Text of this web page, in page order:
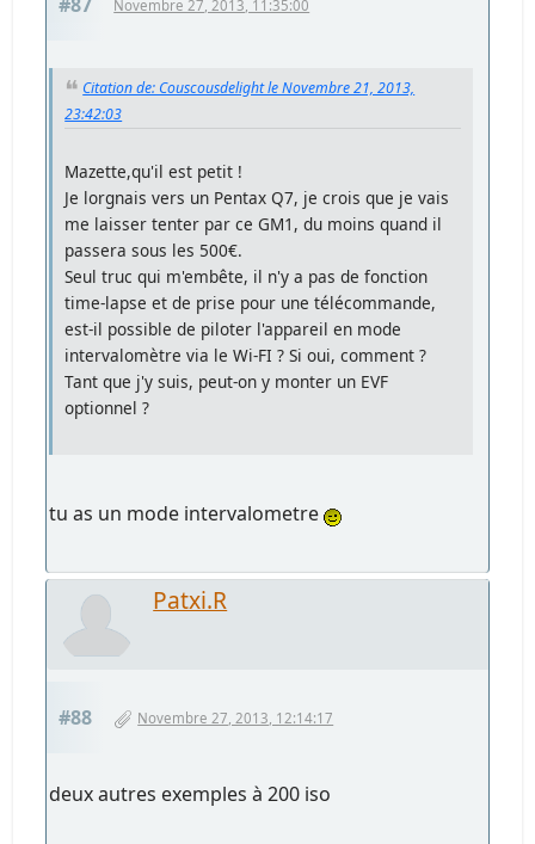
Novembre 27, 2013, 11:35:00
Citation de: Couscousdelight le Novembre 21, 2013,
23:42:03
Mazette,qu'il est petit !
Je lorgnais vers un Pentax Q7, je crois que je vais
me laisser tenter par ce GM1, du moins quand il
passera sous les 500€.
Seul truc qui m'embête, il n'y a pas de fonction
time-lapse et de prise pour une télécommande,
est-il possible de piloter l'appareil en mode
intervalomètre via le Wi-FI ? Si oui, comment ?
Tant que j'y suis, peut-on y monter un EVF
optionnel ?
tu as un mode intervalometre
Patxi.R
#88 Novembre 27, 2013, 12:14:17
deux autres exemples à 200 iso